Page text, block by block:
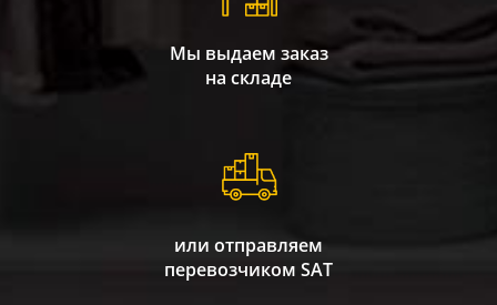
Мы выдаем заказ
на складе
или отправляем
перевозчиком SAT